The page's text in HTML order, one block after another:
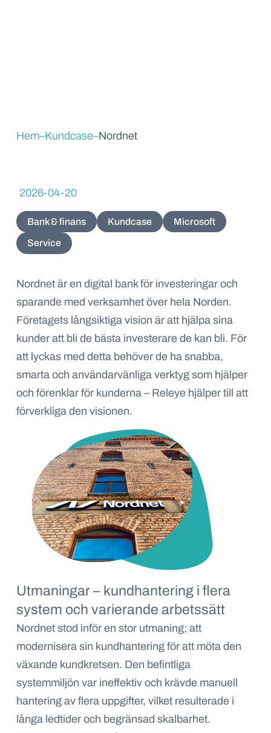
Hem–Kundcase–Nordnet
2026-04-20
Bank & finans Kundcase Microsoft
Service
Nordnet är en digital bank för investeringar och
sparande med verksamhet över hela Norden.
Företagets långsiktiga vision är att hjälpa sina
kunder att bli de bästa investerare de kan bli. För
att lyckas med detta behöver de ha snabba,
smarta och användarvänliga verktyg som hjälper
och förenklar för kunderna – Releye hjälper till att
förverkliga den visionen.
Utmaningar – kundhantering i flera
system och varierande arbetssätt
Nordnet stod inför en stor utmaning; att
modernisera sin kundhantering för att möta den
växande kundkretsen. Den befintliga
systemmiljön var ineffektiv och krävde manuell
hantering av flera uppgifter, vilket resulterade i
långa ledtider och begränsad skalbarhet.